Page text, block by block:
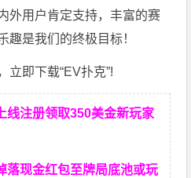
外用户肯定支持，丰富的赛
趣是我们的终极目标！
立即下载“EV扑克”!
线注册领取350美金新玩家
落现金红包至牌局底池或玩